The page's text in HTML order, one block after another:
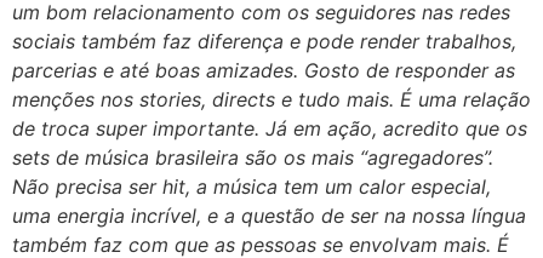
um bom relacionamento com os seguidores nas redes
sociais também faz diferença e pode render trabalhos,
parcerias e até boas amizades. Gosto de responder as
menções nos stories, directs e tudo mais. É uma relação
de troca super importante. Já em ação, acredito que os
sets de música brasileira são os mais “agregadores”.
Não precisa ser hit, a música tem um calor especial,
uma energia incrível, e a questão de ser na nossa língua
também faz com que as pessoas se envolvam mais. É